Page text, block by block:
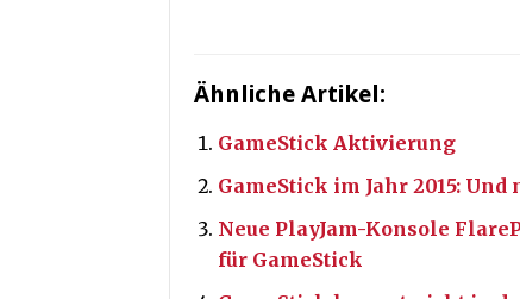
Ähnliche Artikel:
GameStick Aktivierung
GameStick im Jahr 2015: Und
Neue PlayJam-Konsole
für GameStick